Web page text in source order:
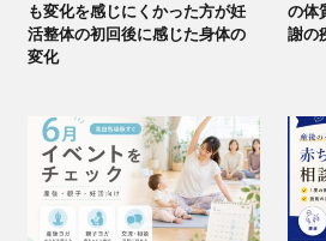
も変化を感じにくかった方が妊
活整体の初回後に感じた身体の
変化
の体
謝の